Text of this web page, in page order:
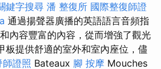
鍵字搜尋 潘 整復所 國際整復師證
通過揚聲器廣播的英語語言音頻指
內容豐富的內容，從而增強了觀光
板提供舒適的室外和室內座位，儘
師證照 Bateaux 腳 按摩 Mouches